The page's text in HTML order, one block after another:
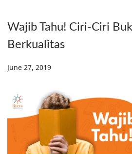
Wajib Tahu! Ciri-Ciri
Berkualitas
Posted on
June 27, 2019
c
e
b
e